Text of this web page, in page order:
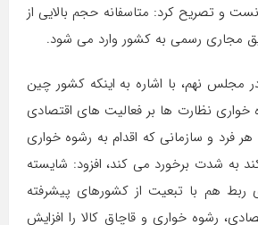
و تصریح کرد: متاسفانه حجم بالایی از
مجاری رسمی به کشور وارد می شود.
مجلس نهم، با اشاره به اینکه کشور چین
خواری نظارت ها بر فعالیت های اقتصادی
فرد و سازمانی که اقدام به رشوه خواری
به شدت برخورد می کند، افزود: شایسته
هم با تبعیت از کشورهای پیشرفته
رشوه خواری و قاچاق کالا را افزایش